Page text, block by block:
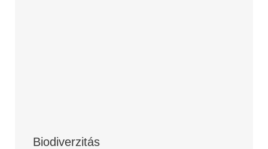
Biodiverzitás